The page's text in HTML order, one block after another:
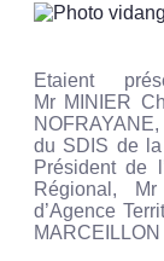
Etaient
Mr MINIER
du SDIS de
Président de
Régional,
d’Agence